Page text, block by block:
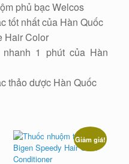
phủ bạc Welcos
tốt nhất của Hàn Quốc
Hair Color
1 phút của Hàn
thảo dược Hàn Quốc
Giảm giá!